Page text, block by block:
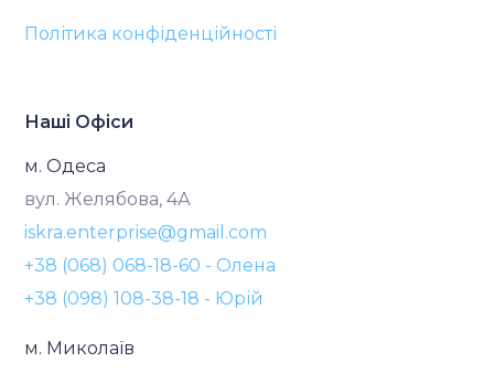
Політика конфіденційності
Наші Офіси
м. Одеса
вул. Желябова, 4А
iskra.enterprise@gmail.com
+38 (068) 068-18-60 - Олена
+38 (098) 108-38-18 - Юрій
м. Миколаїв